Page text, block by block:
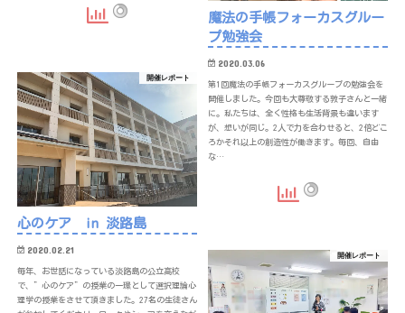
魔法の手帳フォーカスグルー
プ勉強会
2020.03.06
第1回魔法の手帳フォーカスグループの勉強会を
開催しました。今回も大尊敬する敦子さんと一緒
に。私たちは、全く性格も生活背景も違います
が、想いが同じ。2人で力を合わせると、2倍どこ
ろかそれ以上の創造性が働きます。毎回、自由
な…
開催レポート
心のケア in 淡路島
2020.02.21
毎年、お世話になっている淡路島の公立高校
で、”心のケア”の授業の一環として選択理論心
理学の授業をさせて頂きました。27名の生徒さん
開催レポート